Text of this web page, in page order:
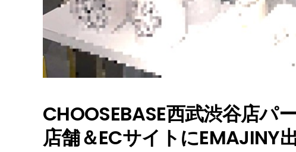
CHOOSEBASE西武渋谷店パ
店舗＆ECサイトにEMAJINY